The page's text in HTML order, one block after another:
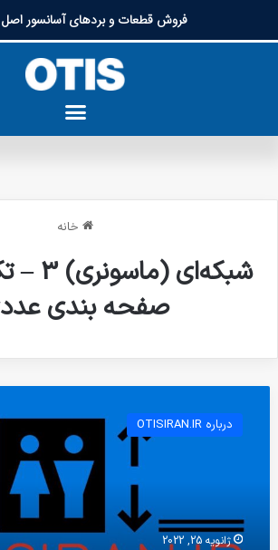
فروش قطعات و بردهای آسانسور
خانه
صفحه بندی
درباره OTISIRAN.IR
ژانویه 25, 2022